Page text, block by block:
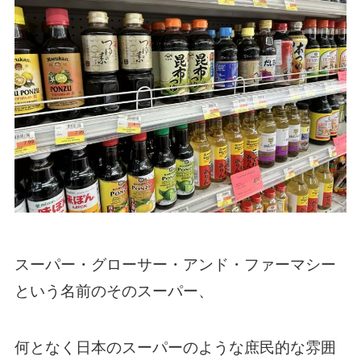
スーパー・グローサー・アンド・ファーマシー
という名前のそのスーパー、
何となく日本のスーパーのような庶民的な雰囲